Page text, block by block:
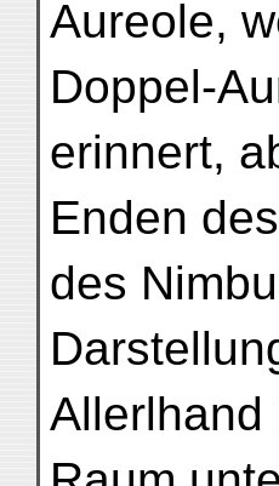
Aureole,
Doppel-
erinnert,
Enden
des
Allerlhand